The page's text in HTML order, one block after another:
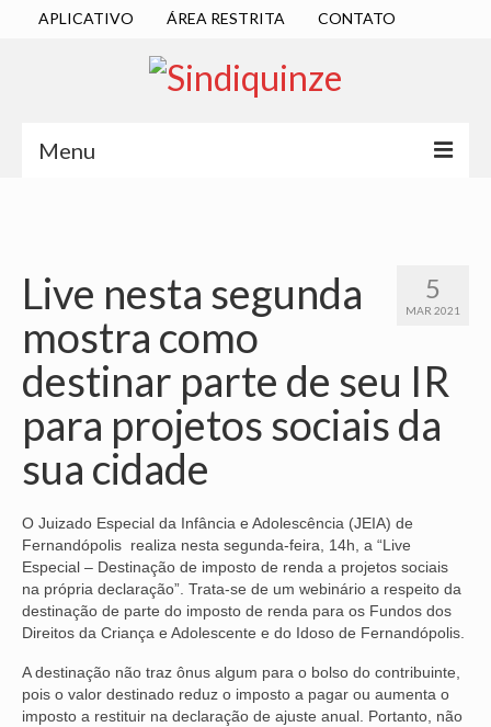
APLICATIVO ÁREA RESTRITA CONTATO
Menu
DIRETORIA EXECUTIVA
ESTATUTO
ATAS
LOCALIZAÇÃO
QUEM SOMOS
NOSSA HISTÓRIA
SUBSEDES
ARAÇATUBA
PRESIDENTE PRUDENTE
5
MAR 2021
Live nesta segunda
mostra como
destinar parte de seu IR
para projetos sociais da
sua cidade
O Juizado Especial da Infância e Adolescência (JEIA) de
Fernandópolis realiza nesta segunda-feira, 14h, a “Live
Especial – Destinação de imposto de renda a projetos sociais
na própria declaração”. Trata-se de um webinário a respeito da
destinação de parte do imposto de renda para os Fundos dos
Direitos da Criança e Adolescente e do Idoso de Fernandópolis.
A destinação não traz ônus algum para o bolso do contribuinte,
pois o valor destinado reduz o imposto a pagar ou aumenta o
imposto a restituir na declaração de ajuste anual. Portanto, não